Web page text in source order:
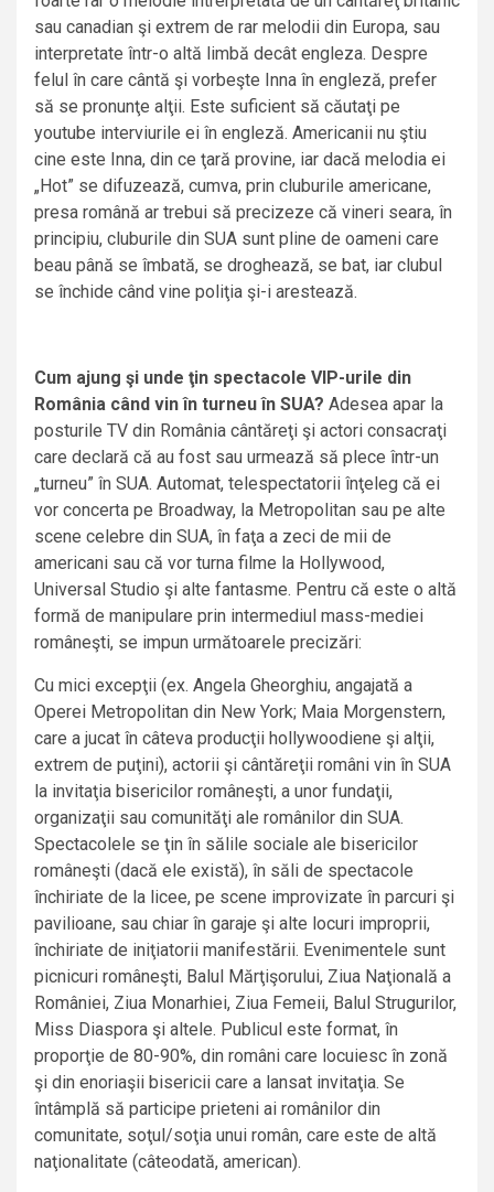
sau canadian şi extrem de rar melodii din Europa, sau
interpretate într-o altă limbă decât engleza. Despre
felul în care cântă şi vorbeşte Inna în engleză, prefer
să se pronunţe alţii. Este suficient să căutaţi pe
youtube interviurile ei în engleză. Americanii nu ştiu
cine este Inna, din ce ţară provine, iar dacă melodia ei
„Hot” se difuzează, cumva, prin cluburile americane,
presa română ar trebui să precizeze că vineri seara, în
principiu, cluburile din SUA sunt pline de oameni care
beau până se îmbată, se droghează, se bat, iar clubul
se închide când vine poliţia şi-i arestează.
Cum ajung şi unde ţin spectacole VIP-urile din
România când vin în turneu în SUA? Adesea apar la
posturile TV din România cântăreţi şi actori consacraţi
care declară că au fost sau urmează să plece într-un
„turneu” în SUA. Automat, telespectatorii înţeleg că ei
vor concerta pe Broadway, la Metropolitan sau pe alte
scene celebre din SUA, în faţa a zeci de mii de
americani sau că vor turna filme la Hollywood,
Universal Studio şi alte fantasme. Pentru că este o altă
formă de manipulare prin intermediul mass-mediei
româneşti, se impun următoarele precizări:
Cu mici excepţii (ex. Angela Gheorghiu, angajată a
Operei Metropolitan din New York; Maia Morgenstern,
care a jucat în câteva producţii hollywoodiene şi alţii,
extrem de puţini), actorii şi cântăreţii români vin în SUA
la invitaţia bisericilor româneşti, a unor fundaţii,
organizaţii sau comunităţi ale românilor din SUA.
Spectacolele se ţin în sălile sociale ale bisericilor
româneşti (dacă ele există), în săli de spectacole
închiriate de la licee, pe scene improvizate în parcuri şi
pavilioane, sau chiar în garaje şi alte locuri improprii,
închiriate de iniţiatorii manifestării. Evenimentele sunt
picnicuri româneşti, Balul Mărţişorului, Ziua Naţională a
României, Ziua Monarhiei, Ziua Femeii, Balul Strugurilor,
Miss Diaspora şi altele. Publicul este format, în
proporţie de 80-90%, din români care locuiesc în zonă
şi din enoriaşii bisericii care a lansat invitaţia. Se
întâmplă să participe prieteni ai românilor din
comunitate, soţul/soţia unui român, care este de altă
naţionalitate (câteodată, american).